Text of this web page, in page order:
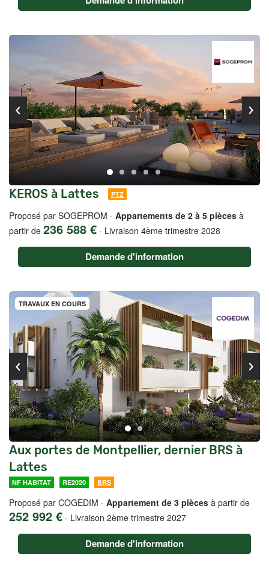
KEROS à Lattes PTZ
Proposé par SOGEPROM - Appartements de 2 à 5 pièces à
partir de 236 588 € - Livraison 4ème trimestre 2028
Demande d'information
TRAVAUX EN COURS
Aux portes de Montpellier, dernier BRS à
Lattes
NF HABITAT RE2020 BRS
Proposé par COGEDIM - Appartement de 3 pièces à partir de
252 992 € - Livraison 2ème trimestre 2027
Demande d'information